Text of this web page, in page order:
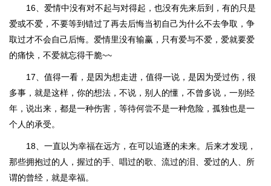
16、爱情中没有对不起与对得起，也没有先来后到，有的只是
爱或不爱，不要等到错过了再去后悔当初自己为什么不去争取，争
取过才不会自己后悔。爱情里没有输赢，只有爱与不爱，爱就要爱
的痛快，不爱就忘得干脆~~
17、值得一看，是因为想走进，值得一说，是因为受过伤，很
多事，就是这样，你的想法，不说，别人的懂，不曾多说，一别经
年，说出来，都是一种伤害，等待何尝不是一种危险，孤独也是一
个人的承受。
18、一直以为幸福在远方，在可以追逐的未来。后来才发现，
那些拥抱过的人，握过的手、唱过的歌、流过的泪、爱过的人、所
谓的曾经，就是幸福。